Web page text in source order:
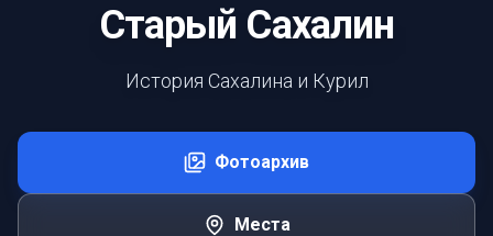
Старый Сахалин
История Сахалина и Курил
Фотоархив
Места